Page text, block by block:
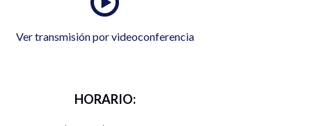
Ver transmisión por videoconferencia
HORARIO: